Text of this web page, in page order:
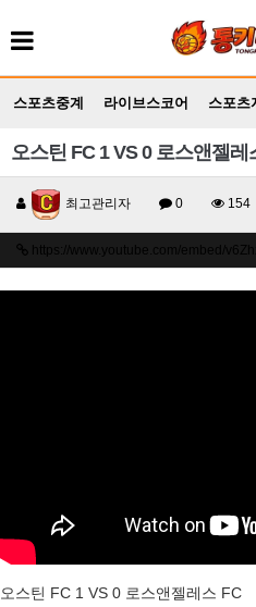
스포츠중계 라이브스코어 스포츠
오스틴 FC 1 VS 0 로스앤젤레
최고관리자 0 154
https://www.youtube.com/embed/
오스틴 FC 1 VS 0 로스앤젤레스 FC